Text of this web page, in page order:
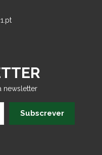
newsletter
Subscrever